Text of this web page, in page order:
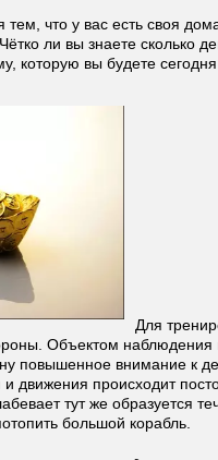
тем, что у вас есть своя
ли вы знаете сколько
которую вы будете сегодня
Для
Объектом наблюдения
повышенное внимание к
движения происходит
тут же образуется
большой корабль.